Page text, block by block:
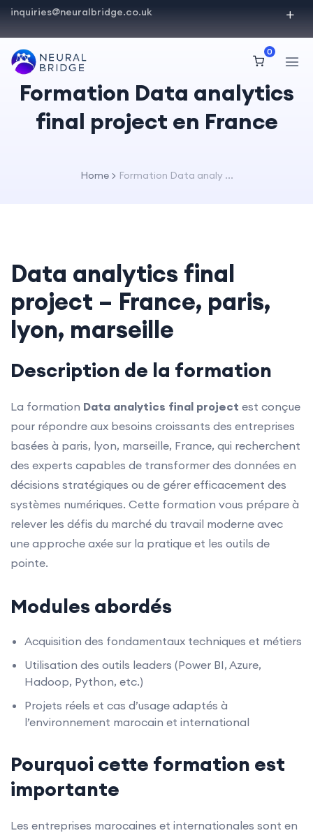
inquiries@neuralbridge.co.uk
0
Formation Data analytics
final project en France
Home Formation Data analy ...
Data analytics final
project – France, paris,
lyon, marseille
Description de la formation
La formation Data analytics final project est conçue
pour répondre aux besoins croissants des entreprises
basées à paris, lyon, marseille, France, qui recherchent
des experts capables de transformer des données en
décisions stratégiques ou de gérer efficacement des
systèmes numériques. Cette formation vous prépare à
relever les défis du marché du travail moderne avec
une approche axée sur la pratique et les outils de
pointe.
Modules abordés
Acquisition des fondamentaux techniques et métiers
Utilisation des outils leaders (Power BI, Azure,
Hadoop, Python, etc.)
Projets réels et cas d’usage adaptés à
l’environnement marocain et international
Pourquoi cette formation est
importante
Les entreprises marocaines et internationales sont en